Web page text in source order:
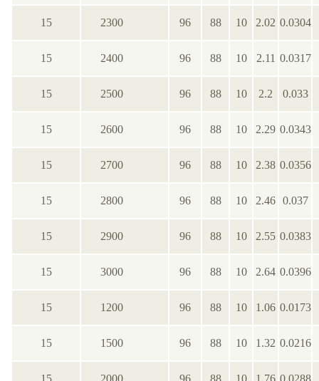
15 2300 96 88 10 2.02 0.0304
15 2400 96 88 10 2.11 0.0317
15 2500 96 88 10 2.2 0.033
15 2600 96 88 10 2.29 0.0343
15 2700 96 88 10 2.38 0.0356
15 2800 96 88 10 2.46 0.037
15 2900 96 88 10 2.55 0.0383
15 3000 96 88 10 2.64 0.0396
15 1200 96 88 10 1.06 0.0173
15 1500 96 88 10 1.32 0.0216